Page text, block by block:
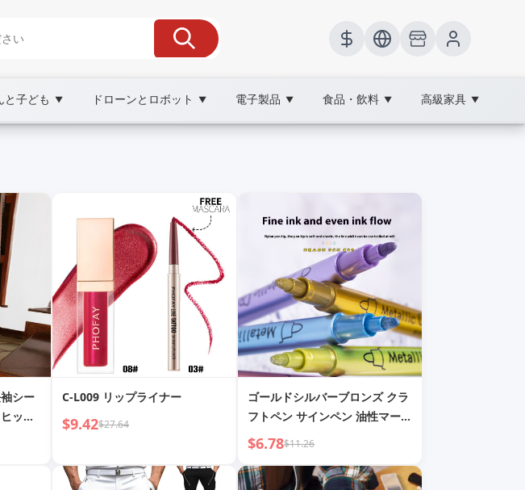
と子ども ▼ ドローンとロボット ▼ 電子製品 ▼ 食品・飲料 ▼ 高級家具 ▼
速な配送。
シー
ップ
C-L009 リップライナー
$9.42$27.64
ゴールドシルバーブロンズ クラ
フトペン サインペン 油性マーカ
ーペン
$6.78$11.26